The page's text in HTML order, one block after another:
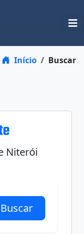
Início Buscar
Niterói
Buscar